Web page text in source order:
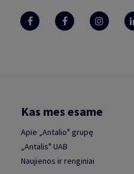
Kas mes esame
Apie „Antalio" grupę
„Antalis" UAB
Naujienos ir renginiai